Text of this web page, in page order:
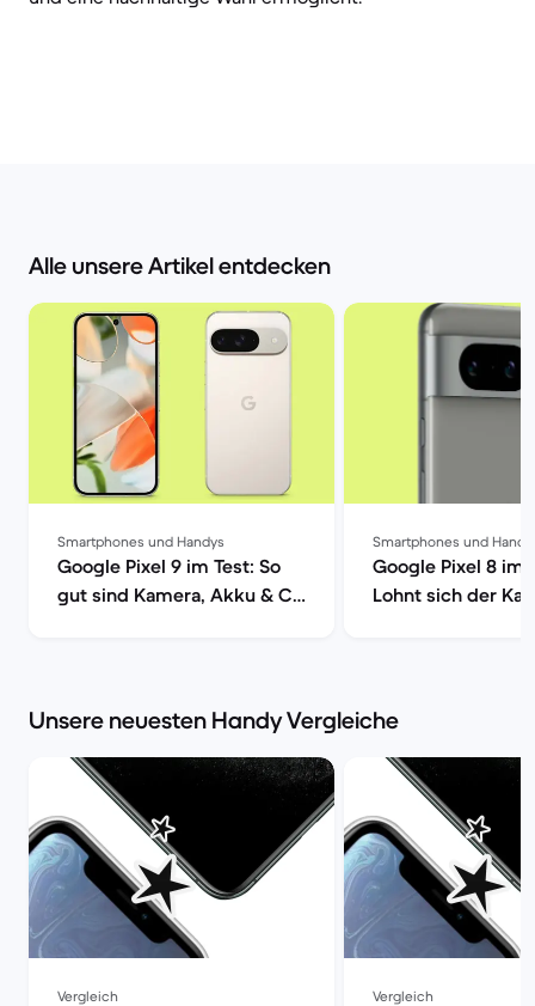
Alle unsere Artikel entdecken
Smartphones und Handys
Google Pixel 9 im Test: So
gut sind Kamera, Akku & Co
Smartphones und
Google Pixel 8 im
Lohnt sich der
Unsere neuesten Handy Vergleiche
Vergleich Vergleich